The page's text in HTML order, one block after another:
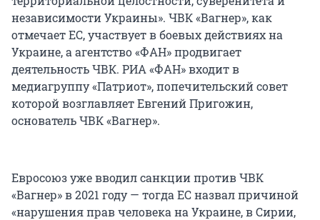
независимости Украины». ЧВК «Вагнер», как
отмечает ЕС, участвует в боевых действиях на
Украине, а агентство «ФАН» продвигает
деятельность ЧВК. РИА «ФАН» входит в
медиагруппу «Патриот», попечительский совет
которой возглавляет Евгений Пригожин,
основатель ЧВК «Вагнер».
Евросоюз уже вводил санкции против ЧВК
«Вагнер» в 2021 году — тогда ЕС назвал причиной
«нарушения прав человека на Украине, в Сирии,